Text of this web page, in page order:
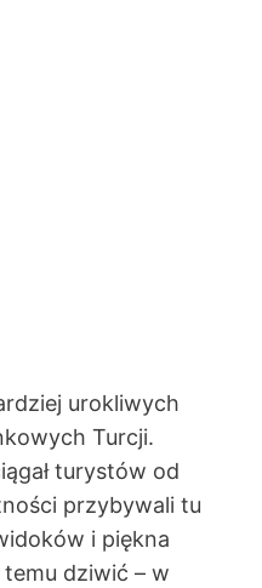
urokliwych
Turcji.
turystów od
przybywali tu
i piękna
dziwić – w